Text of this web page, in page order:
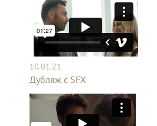
10.01.21
Дубляж с SFX